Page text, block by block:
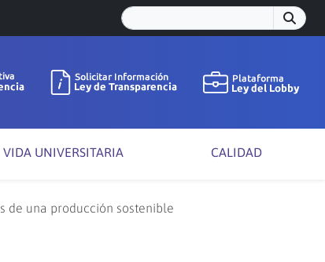
VIDA UNIVERSITARIA CALIDAD
de una producción sostenible